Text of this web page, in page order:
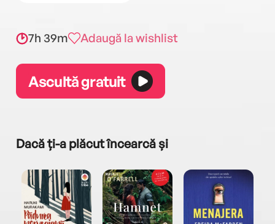
7h 39m Adaugă la wishlist
Ascultă gratuit
Dacă ți-a plăcut încearcă și